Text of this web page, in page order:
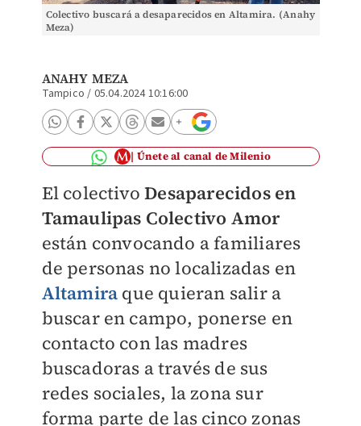
Colectivo buscará a desaparecidos en Altamira. (Anahy
Meza)
ANAHY MEZA
Tampico / 05.04.2024 10:16:00
Únete al canal de Milenio
El colectivoDesaparecidos en
Tamaulipas Colectivo Amor
están convocando a familiares
de personas no localizadas en
Altamira que quieran salir a
buscar en campo, ponerse en
contacto con las madres
buscadoras a través de sus
redes sociales, la zona sur
forma parte de las cinco zonas